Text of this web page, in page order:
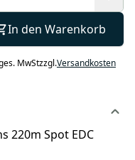
In den Warenkorb
MwStzzgl.Versandkosten
220m Spot EDC